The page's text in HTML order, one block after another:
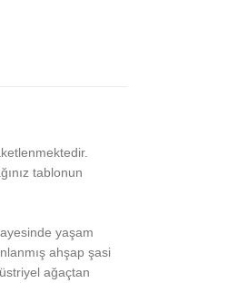
tablonun
yaşam
ahşap şasi
ağaçtan